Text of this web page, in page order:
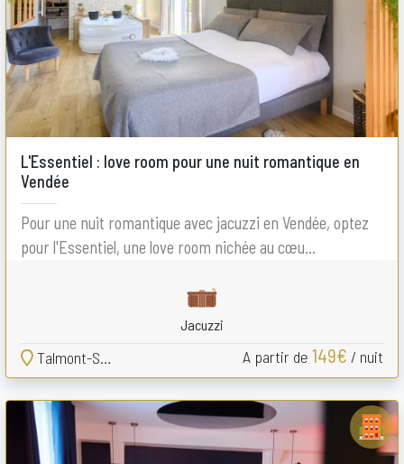
L'Essentiel : love room pour une nuit romantique en
Vendée
Pour une nuit romantique avec jacuzzi en Vendée, optez
pour l'Essentiel, une love room nichée au cœu...
Jacuzzi
Talmont-Saint-Hilaire A partir de 149€ / nuit